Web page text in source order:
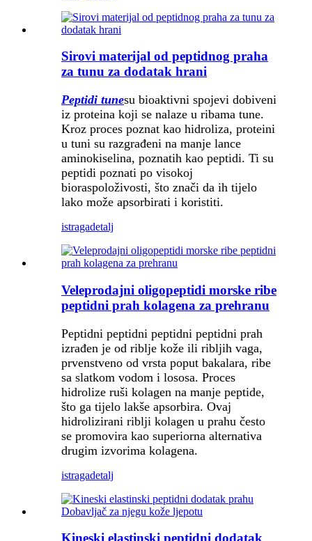
Sirovi materijal od peptidnog praha
za tunu za dodatak hrani
Peptidi tunesu bioaktivni spojevi dobiveni
iz proteina koji se nalaze u ribama tune.
Kroz proces poznat kao hidroliza, proteini
u tuni su razgrađeni na manje lance
aminokiselina, poznatih kao peptidi. Ti su
peptidi poznati po visokoj
bioraspoloživosti, što znači da ih tijelo
lako može apsorbirati i koristiti.
istragadetalj
Veleprodajni oligopeptidi morske ribe
peptidni prah kolagena za prehranu
Peptidni peptidni peptidni peptidni prah
izrađen je od riblje kože ili ribljih vaga,
prvenstveno od vrsta poput bakalara, ribe
sa slatkom vodom i lososa. Proces
hidrolize ruši kolagen na manje peptide,
što ga tijelo lakše apsorbira. Ovaj
hidrolizirani riblji kolagen u prahu često
se promovira kao superiorna alternativa
drugim izvorima kolagena.
istragadetalj
Kineski elastinski peptidni dodatak